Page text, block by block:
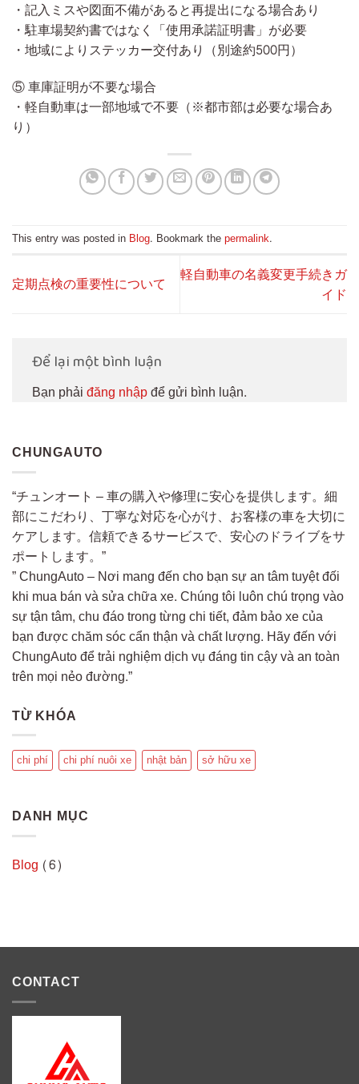
・記入ミスや図面不備があると再提出になる場合あり
・駐車場契約書ではなく「使用承諾証明書」が必要
・地域によりステッカー交付あり（別途約500円）
⑤ 車庫証明が不要な場合
・軽自動車は一部地域で不要（※都市部は必要な場合あ
り）
This entry was posted in Blog. Bookmark thepermalink.
定期点検の重要性について
軽自動車の名義変更手続きガ
イド
Để lại một bình luận
Bạn phảiđăng nhậpđể gửi bình luận.
CHUNGAUTO
“チュンオート – 車の購入や修理に安心を提供します。細
部にこだわり、丁寧な対応を心がけ、お客様の車を大切に
ケアします。信頼できるサービスで、安心のドライブをサ
ポートします。”
” ChungAuto – Nơi mang đến cho bạn sự an tâm tuyệt đối
khi mua bán và sửa chữa xe. Chúng tôi luôn chú trọng vào
sự tận tâm, chu đáo trong từng chi tiết, đảm bảo xe của
bạn được chăm sóc cẩn thận và chất lượng. Hãy đến với
ChungAuto để trải nghiệm dịch vụ đáng tin cậy và an toàn
trên mọi nẻo đường.”
TỪ KHÓA
chi phí chi phí nuôi xe nhật bản sở hữu xe
DANH MỤC
Blog (6)
CONTACT